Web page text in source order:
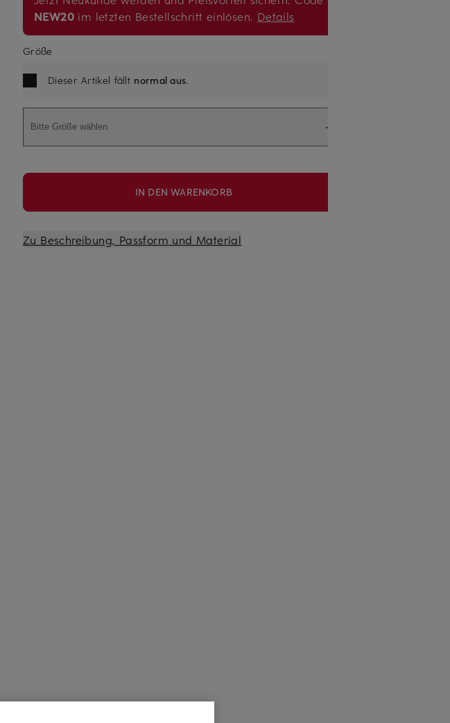
NEW20 im letzten Bestellschritt einlösen. Details
Größe
Dieser Artikel fällt normal aus.
Bitte Größe wählen
IN DEN WARENKORB
Zu Beschreibung, Passform und Material